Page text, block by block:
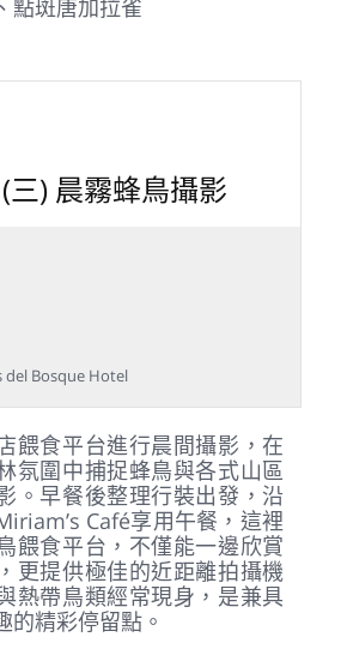
留於塔拉曼卡山區
利用飯店周邊步道與餵鳥平
與攝影。此區擁有豐富高山
、唐納雀與高地特有種經常
適的森林旅宿中，也能輕鬆
時光。
擬啄木、白冠蜂鳥、藍冠翠
點斑唐加拉雀